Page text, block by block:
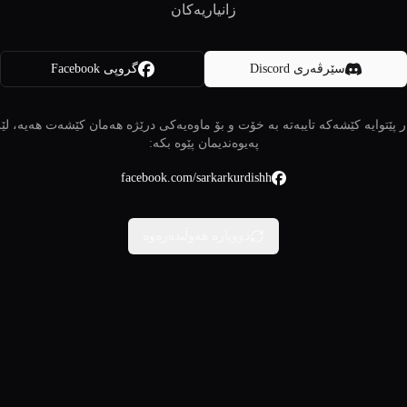
زانیاریەکان
سێرڤەری Discord گروپی Facebook
پێتوایە کێشەکە تایبەتە بە خۆت و بۆ ماوەیەکی درێژە هەمان کێشەت هەیە،
پەیوەندیمان پێوە بکە:
facebook.com/sarkarkurdishh